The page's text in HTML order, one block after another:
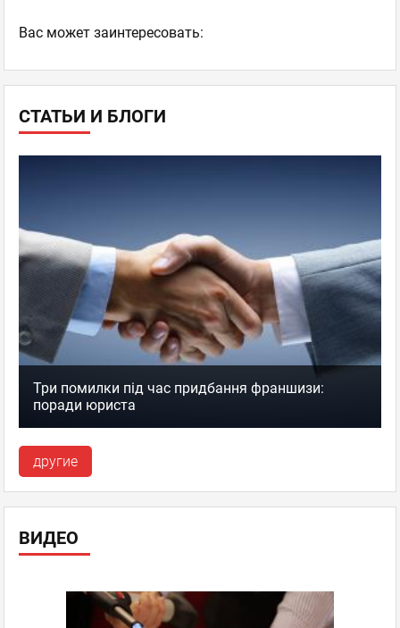
СТАТЬИ И БЛОГИ
Три помилки під час придбання франшизи:
поради юриста
другие
ВИДЕО
Ваc может заинтересовать: